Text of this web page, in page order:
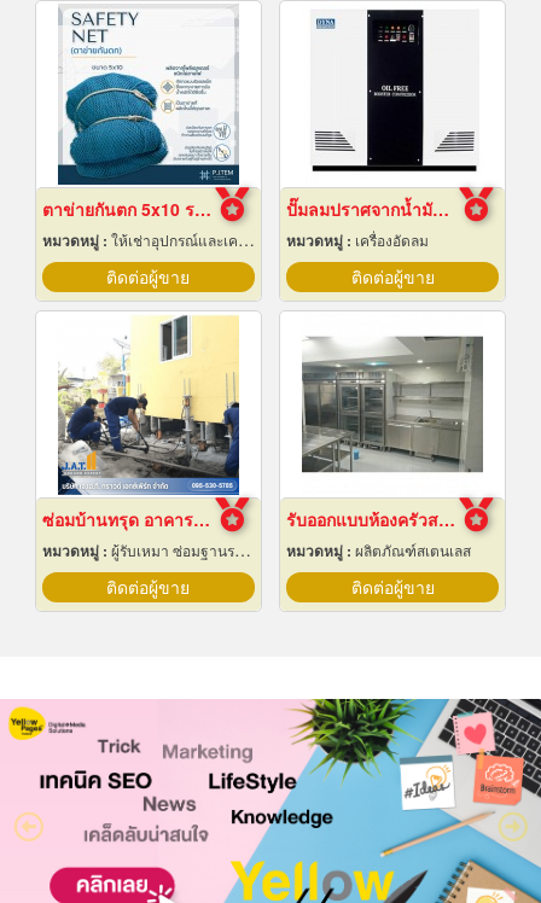
ตาข่ายกันตก 5x10 ราคาถูก
หมวดหมู่ : ให้เช่าอุปกรณ์และเครื่องใช้สำหรับผู้รับเหมาก่อสร้าง
ติดต่อผู้ขาย
ปั๊มลมปราศจากน้ำมันแบบบูสเตอร์
หมวดหมู่ : เครื่องอัดลม
ติดต่อผู้ขาย
ซ่อมบ้านทรุด อาคารทรุด
หมวดหมู่ : ผู้รับเหมา ซ่อมฐานรากและโครงสร้างก่อสร้าง
ติดต่อผู้ขาย
รับออกแบบห้องครัวสแตนเลส
หมวดหมู่ : ผลิตภัณฑ์สเตนเลส
ติดต่อผู้ขาย